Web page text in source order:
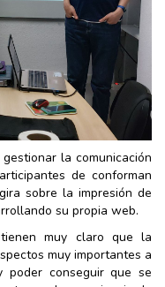
la comunicación
de conforman
sobre la impresión de
su propia web.
muy claro que la
muy importantes a
conseguir que se